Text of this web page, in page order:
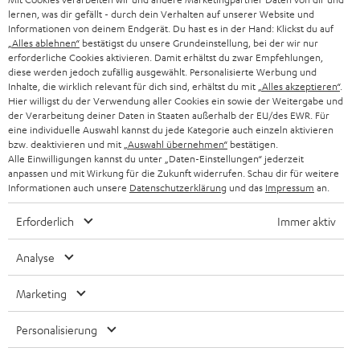
SMART HOME
BLUETOOTH-LAUTSPRECHER
KOPFHÖRER
BLUETOOTH-KOPFHÖRER
STEREOANLAGEN
LAUTSPRECHER
ULTIMA-SERIE
IN-EAR-KOPFHÖRER
FANSHOP
NEUHEITEN
GESCHÄFTSKUNDEN
PARTNERPROGRAMM
BLOG
NEWSLETTER
STORES
DEINE VORTEILE BEI TEUFEL
UNSER MANAGEMENT
NACHHALTIGKEIT
UNSERE WERTE
SCHWEIZ
NIEDERLANDE
BELGIEN
FRANKREICH
POLEN
SPANIEN
ITALIEN
Technische Änderungen, Tippfehler und Irrtum vorbehalten. Das auf unseren
Fotos abgebildete Zubehör ist nicht im Lieferumfang enthalten. Etwaige
lernen, was dir gefällt - durch dein Verhalten auf unserer Website und
Informationen von deinem Endgerät. Du hast es in der Hand: Klickst du auf
„Alles ablehnen“ bestätigst du unsere Grundeinstellung, bei der wir nur
erforderliche Cookies aktivieren. Damit erhältst du zwar Empfehlungen,
diese werden jedoch zufällig ausgewählt. Personalisierte Werbung und
Inhalte, die wirklich relevant für dich sind, erhältst du mit „Alles akzeptieren“.
Hier willigst du der Verwendung aller Cookies ein sowie der Weitergabe und
der Verarbeitung deiner Daten in Staaten außerhalb der EU/des EWR. Für
eine individuelle Auswahl kannst du jede Kategorie auch einzeln aktivieren
bzw. deaktivieren und mit „Auswahl übernehmen“ bestätigen.
Alle Einwilligungen kannst du unter „Daten-Einstellungen“ jederzeit
anpassen und mit Wirkung für die Zukunft widerrufen. Schau dir für weitere
Informationen auch unsere Datenschutzerklärung und das Impressum an.
Erforderlich Immer aktiv
Analyse
Marketing
Personalisierung